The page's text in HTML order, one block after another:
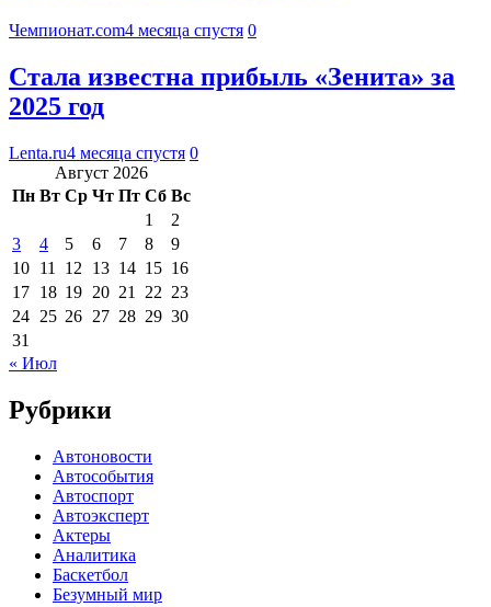
Чемпионат.com4 месяца спустя 0
Стала известна прибыль «Зенита» за
2025 год
Lenta.ru4 месяца спустя 0
Август 2026
Пн Вт Ср Чт Пт Сб Вс
1
2
3
4 5 6 7 8
9
10 11 12 13 14 15 16
17 18 19 20 21 22 23
24 25 26 27 28 29 30
31
« Июл
Рубрики
Автоновости
Автособытия
Автоспорт
Автоэксперт
Актеры
Аналитика
Баскетбол
Безумный мир